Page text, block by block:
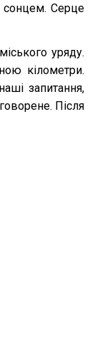
сонцем. Серце
уряду.
кілометри.
запитання,
Після